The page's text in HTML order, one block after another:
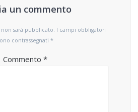
un commento
sarà pubblicato. I campi obbligatori
contrassegnati *
Commento *